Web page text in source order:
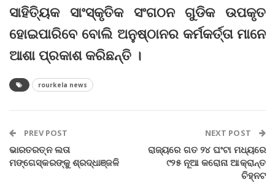
ସାହିତ୍ୟିକ ସାଂସ୍କୃତିକ ସଂଗଠନ ଗୁଡିକ ଉପକୃତ
ହୋଇପାରିବେ ବୋଲି ଅନୁଷ୍ଠାନର କର୍ମକର୍ତ୍ତା ମାନେ
ଆଶା ପ୍ରକାଶ କରିଛନ୍ତି ।
rourkela news
PREV POST
ଭାରତରତ୍ନ ଲତା
ମଙ୍ଗେସ୍‌କରଙ୍କୁ ଶ୍ରଦ୍ଧାଞ୍ଜଳି
NEXT POST
ରାଜ୍ୟରେ ଗତ ୨୪ ଘଂଟା ମଧ୍ୟରେ
୯୨୫ ନୂଆ କରୋନା ଆକ୍ରାନ୍ତ
ଚିହ୍ନଟ